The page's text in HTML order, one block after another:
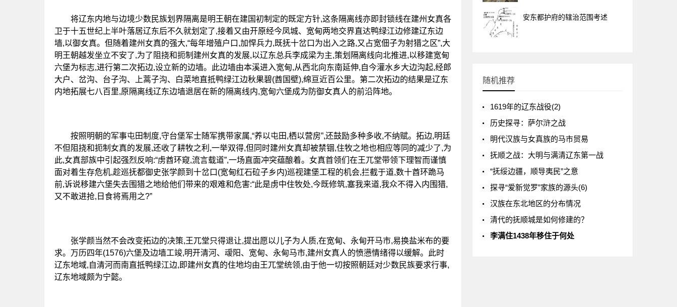
将辽东内地与边境少数民族划界隔离是明王朝在建国初制定的既定方针,这条隔离线亦即封锁线在建州女真各
卫于十五世纪上半叶落居辽东后不久就划定了,接着又由开原经今凤城、宽甸两地交界直达鸭绿江边修建辽东边
墙,以御女真。但随着建州女真的强大,“每年增殖户口,加悍兵力,既抚十岔口为出入之路,又占宽佃子为射猎之区”,大
明王朝越发坐立不安了,为了阻挠和扼制建州女真的发展,以辽东总兵李成梁为主,策划隔离线向北推进,以移建宽甸
六堡为标志,进行第二次拓边,设立新的边墙。此边墙由本溪进入宽甸,从西北向东南延伸,自今灌水乡大边沟起,经郎
大户、岔沟、台子沟、上蒿子沟、白菜地直抵鸭绿江边秋果碧(酋国壁),绵亘近百公里。第二次拓边的结果是辽东
内地拓展七八百里,原隔离线辽东边墙退居在新的隔离线内,宽甸六堡成为防御女真人的前沿阵地。
按照明朝的军事屯田制度,守台堡军士随军携带家属,“养以屯田,栖以营房”,还鼓励多种多收,不纳赋。拓边,明廷
不但阻挠和扼制女真的发展,还收了耕牧之利,一举双得,但同时建州女真却被禁锢,住牧之地也相应等同的减少了,为
此,女真部族中引起强烈反响:“虏酋环窥,流言载道”,一场直面冲突蕴酿着。女真首领们在王兀堂带领下理智而谨慎
面对着生存危机,趁巡抚都御史张学颜到十岔口(宽甸红石砬子乡内)巡视建堡工程的机会,拦截于道,数十酋环跪马
前,诉说移建六堡失去围猎之地给他们带来的艰难和危害:“此是虏中住牧处,今既修筑,塞我来道,我众不得入内围猎,
又不敢进抢,日食将焉用之?”
张学颜当然不会改变拓边的决策,王兀堂只得退让,提出愿以儿子为人质,在宽甸、永甸开马市,易换盐米布的要
求。万历四年(1576)六堡及边墙工竣,明开清河、叆阳、宽甸、永甸马市,建州女真人的愤懑情绪得以缓解。此时
辽东地域,自清河而南直抵鸭绿江边,即建州女真的住地均由王兀堂统领,由于他一切按照朝廷对少数民族要求行事,
辽东地域颇为宁懿。
安东都护府的辖治范围考述
随机推荐
1619年的辽东战役(2)
历史探寻：萨尔浒之战
明代汉族与女真族的马市贸易
抚顺之战：大明与满清辽东第一战
“抚绥边疆，顺导夷民”之意
探寻“爱新觉罗”家族的源头(6)
汉族在东北地区的分布情况
清代的抚顺城是如何修建的？
李满住1438年移住于何处